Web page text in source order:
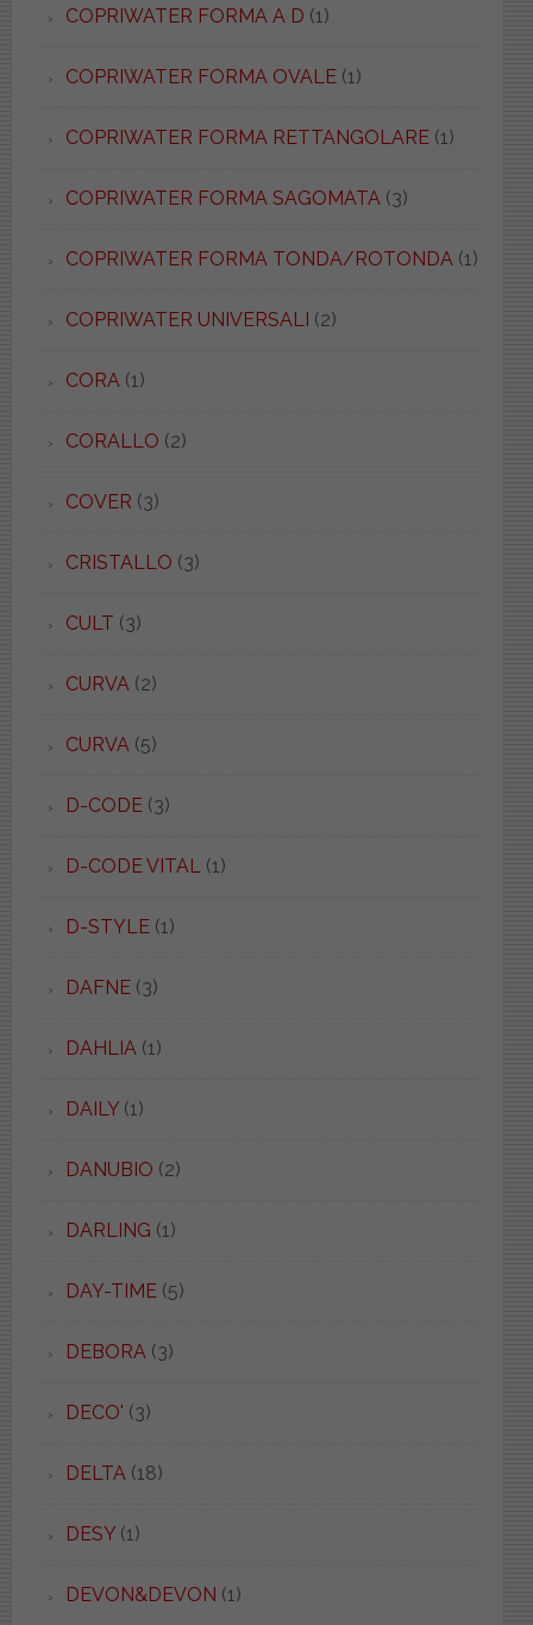
COPRIWATER FORMA A D (1)
COPRIWATER FORMA OVALE(1)
COPRIWATER FORMA RETTANGOLARE(1)
COPRIWATER FORMA SAGOMATA (3)
COPRIWATER FORMA TONDA/ROTONDA (1)
COPRIWATER UNIVERSALI (2)
CORA (1)
CORALLO (2)
COVER (3)
CRISTALLO (3)
CULT (3)
CURVA (2)
CURVA (5)
D-CODE(3)
D-CODE VITAL (1)
D-STYLE(1)
DAFNE(3)
DAHLIA (1)
DAILY(1)
DANUBIO (2)
DARLING (1)
DAY-TIME(5)
DEBORA (3)
DECO' (3)
DELTA (18)
DESY(1)
DEVON&DEVON (1)